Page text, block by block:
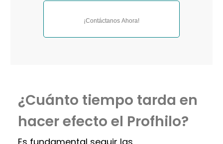
¡Contáctanos Ahora!
¿Cuánto tiempo tarda en
hacer efecto el Profhilo?